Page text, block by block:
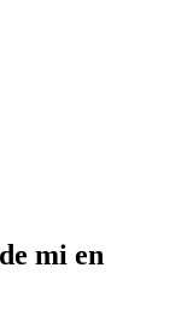
mi en